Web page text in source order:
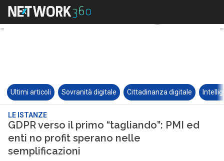
Ultimi articoli Sovranità digitale Cittadinanza digitale
LE ISTANZE
GDPR verso il primo “tagliando”: PMI ed
enti no profit sperano nelle
semplificazioni